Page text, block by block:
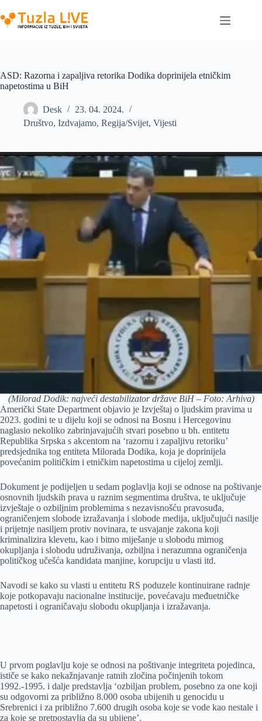
to
content
ASD: Razorna i zapaljiva retorika Dodika doprinijela etničkim
napetostima u BiH
Desk
23. 04. 2024.
Društvo, Izdvajamo, Regija/Svijet, Vijesti
(Milorad Dodik: najveći destabilizator države BiH – Foto: Arhiva)
Američki State Department objavio je Izvještaj o ljudskim pravima u
2023. godini te u dijelu koji se odnosi na Bosnu i Hercegovinu
naglasio nekoliko zabrinjavajućih stvari posebno u bh. entitetu
Republika Srpska s akcentom na ‘razornu i zapaljivu retoriku’
predsjednika tog entiteta Milorada Dodika, koja je doprinijela
povećanim političkim i etničkim napetostima u cijeloj zemlji.
Dokument je podijeljen u sedam poglavlja koji se odnose na poštivanje
osnovnih ljudskih prava u raznim segmentima društva, te uključuje
izvještaje o ozbiljnim problemima s nezavisnošću pravosuđa,
ograničenjem slobode izražavanja i slobode medija, uključujući nasilje
i prijetnje nasiljem protiv novinara, te usvajanje zakona koji
kriminalizira klevetu, kao i bitno miješanje u slobodu mirnog
okupljanja i slobodu udruživanja, ozbiljna i nerazumna ograničenja
političkog učešća kandidata manjine, korupciju u vlasti itd.
Navodi se kako su vlasti u entitetu RS poduzele kontinuirane radnje
koje potkopavaju nacionalne institucije, povećavaju međuetničke
napetosti i ograničavaju slobodu okupljanja i izražavanja.
U prvom poglavlju koje se odnosi na poštivanje integriteta pojedinca,
ističe se kako nekažnjavanje ratnih zločina počinjenih tokom
1992.-1995. i dalje predstavlja ‘ozbiljan problem, posebno za one koji
su odgovorni za približno 8.000 osoba ubijenih u genocidu u
Srebrenici i za približno 7.600 drugih osoba koje se vode kao nestale i
za koje se pretpostavlja da su ubijene’.